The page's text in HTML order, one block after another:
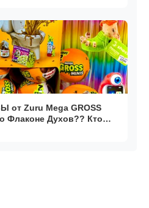
Флаконе Духов?? Кто